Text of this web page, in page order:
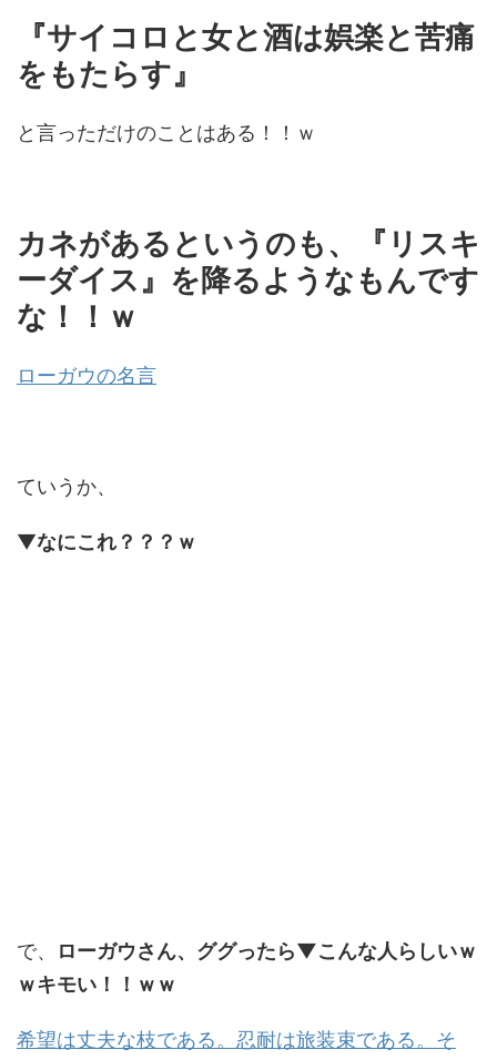
『サイコロと女と酒は娯楽と苦痛
をもたらす』
と言っただけのことはある！！ｗ
カネがあるというのも、『リスキ
ーダイス』を降るようなもんです
な！！ｗ
ローガウの名言
ていうか、
▼なにこれ？？？ｗ
で、
ローガウさん、ググったら▼こんな人らしいｗ
ｗキモい！！ｗｗ
希望は丈夫な枝である。忍耐は旅装束である。そ